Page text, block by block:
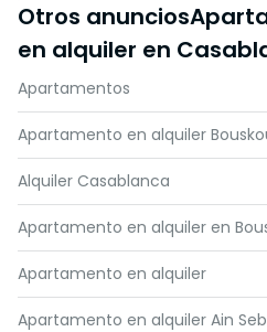
Otros
en alquiler en
Apartamentos
Apartamento en alquiler
Alquiler Casablanca
Apartamento en alquiler en
Apartamento en alquiler
Apartamento en alquiler Ain